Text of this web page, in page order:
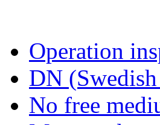
Operation
DN
No free